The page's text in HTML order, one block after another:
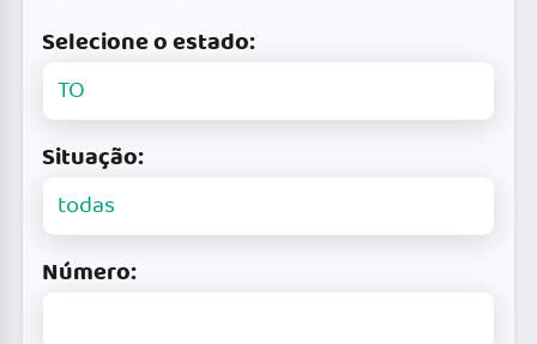
Selecione o estado:
Situação:
Número: